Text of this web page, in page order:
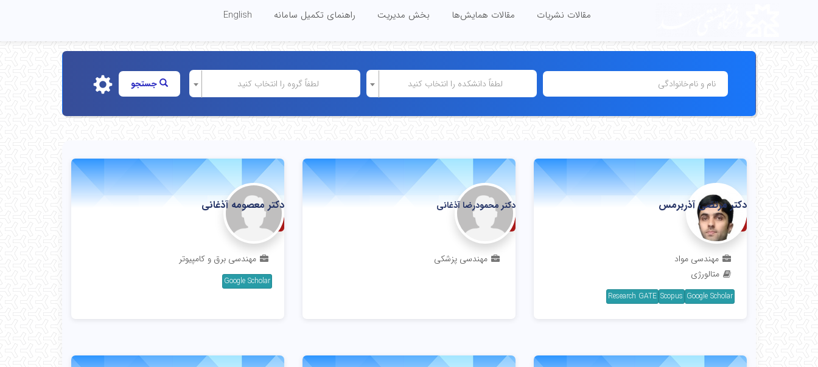
مقالات نشریات مقالات همایش‌ها بخش مدیریت راهنمای تکمیل سامانه English
لطفاً دانشکده را انتخاب کنید لطفاً گروه را انتخاب کنید جستجو
دکتر مرتضی آذربرمس
دانشیار
مهندسی مواد
متالورژی
Google Scholar
Scopus
Research GATE
دکتر محمودرضا آذغانی
دانشیار
مهندسی پزشکی
دکتر معصومه آذغانی
استاد
مهندسی برق و کامپیوتر
Google Scholar